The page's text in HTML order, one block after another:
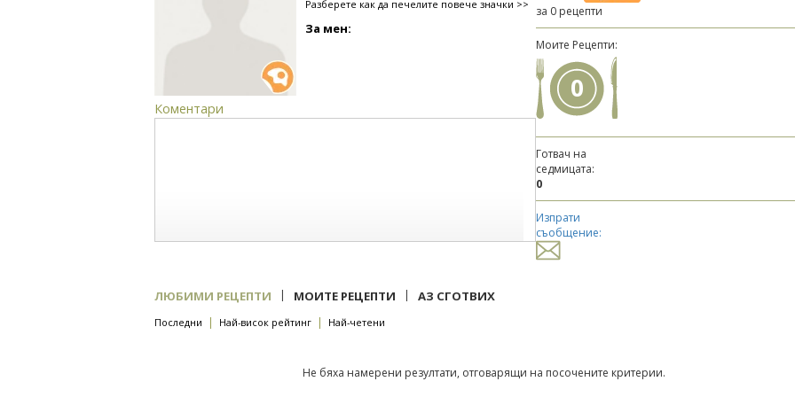
Разберете как да печелите повече значки >>
За мен:
Коментари
за 0 рецепти
Моите Рецепти:
0
Готвач на
седмицата:
0
Изпрати
съобщение:
ЛЮБИМИ РЕЦЕПТИ | МОИТЕ РЕЦЕПТИ | АЗ СГОТВИХ
Последни | Най-висок рейтинг | Най-четени
Не бяха намерени резултати, отговарящи на посочените критерии.